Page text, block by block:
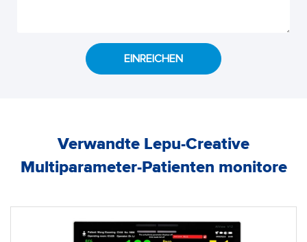
EINREICHEN
Verwandte Lepu-Creative
Multiparameter-Patienten monitore